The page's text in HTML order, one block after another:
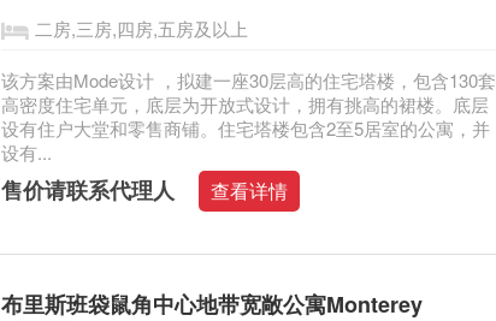
二房,三房,四房,五房及以上
该方案由Mode设计 ，拟建一座30层高的住宅塔楼，包含130套
高密度住宅单元，底层为开放式设计，拥有挑高的裙楼。底层
设有住户大堂和零售商铺。住宅塔楼包含2至5居室的公寓，并
设有...
售价请联系代理人 查看详情
布里斯班袋鼠角中心地带宽敞公寓Monterey